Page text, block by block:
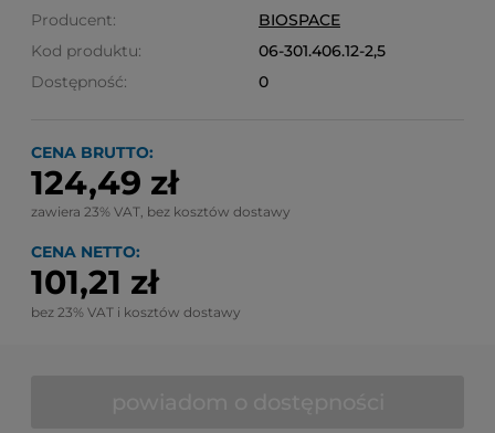
Producent:
BIOSPACE
Kod produktu:
06-301.406.12-2,5
Dostępność:
0
CENA BRUTTO:
124,49 zł
zawiera 23% VAT, bez kosztów dostawy
CENA NETTO:
101,21 zł
bez 23% VAT i kosztów dostawy